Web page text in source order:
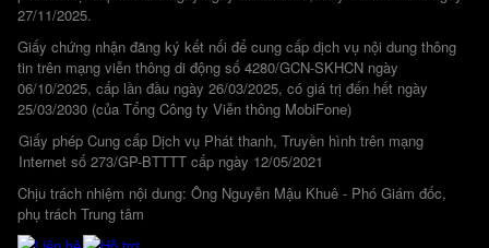
27/11/2025.
Giấy chứng nhận đăng ký kết nối để cung cấp dịch vụ nội dung thông
tin trên mạng viễn thông di động số 4280/GCN-SKHCN ngày
06/10/2025, cấp lần đầu ngày 26/03/2025, có giá trị đến hết ngày
25/03/2030 (của Tổng Công ty Viễn thông MobiFone)
Giấy phép Cung cấp Dịch vụ Phát thanh, Truyền hình trên mạng
Internet số 273/GP-BTTTT cấp ngày 12/05/2021
Chịu trách nhiệm nội dung: Ông Nguyễn Mậu Khuê - Phó Giám đốc,
phụ trách Trung tâm